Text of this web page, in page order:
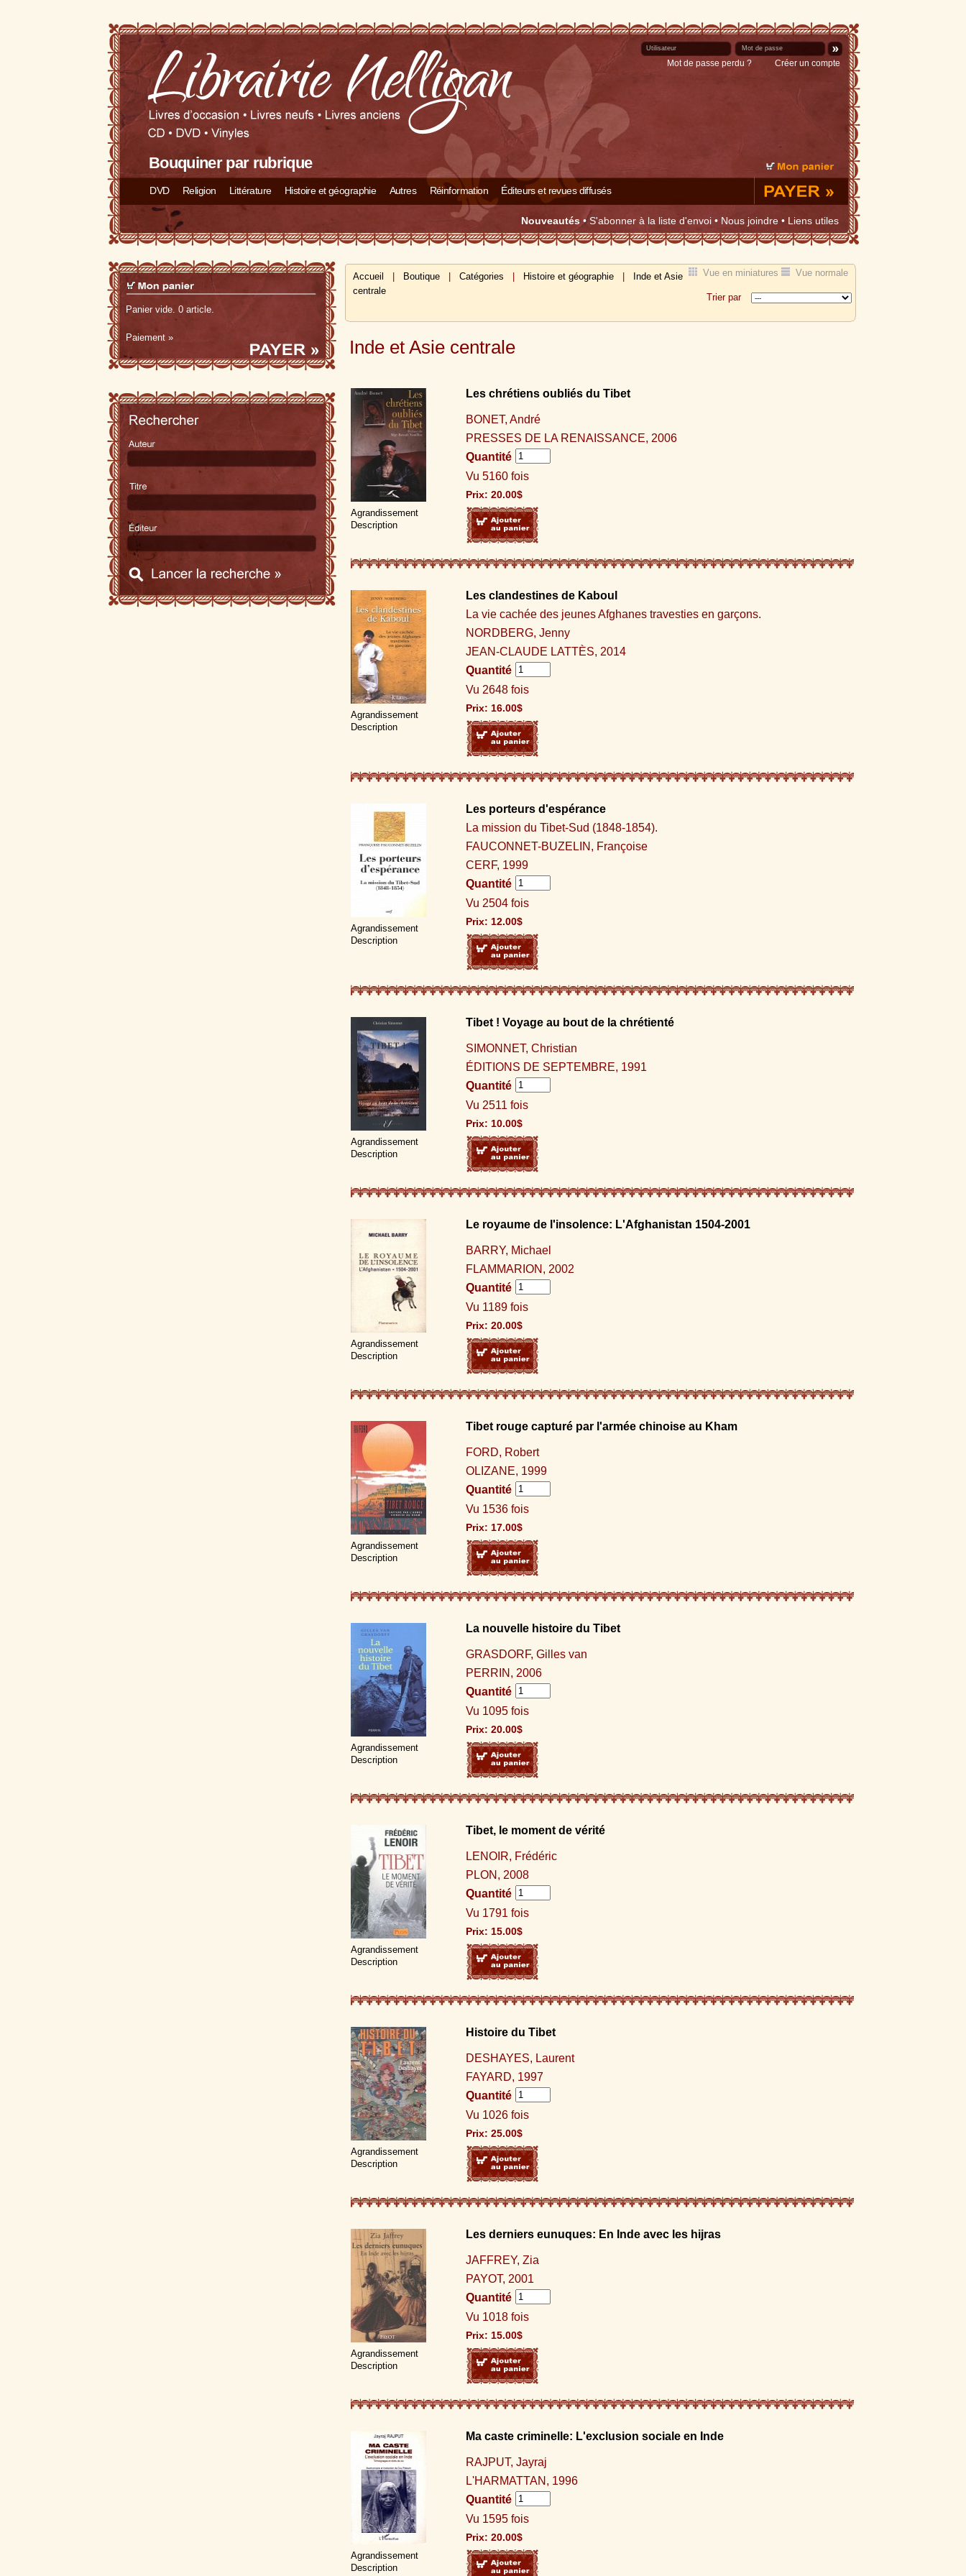
Mot de passe perdu ? Créer un compte
Bouquiner par rubrique
DVD Religion Littérature Histoire et géographie Autres Réinformation Éditeurs et revues diffusés
Nouveautés•S'abonner à la liste d'envoi• Nous joindre• Liens utiles
Panier vide. 0 article.
Paiement »
Accueil Boutique Catégories Histoire et géographie
Inde et Asie
centrale
Inde et Asie centrale
Trier par
Vue en miniatures Vue normale
Agrandissement
Description
Les chrétiens oubliés du Tibet
BONET, André
PRESSES DE LA RENAISSANCE, 2006
Quantité
Vu 5160 fois
Prix: 20.00$
Agrandissement
Description
Les clandestines de Kaboul
La vie cachée des jeunes Afghanes travesties en garçons.
NORDBERG, Jenny
JEAN-CLAUDE LATTÈS, 2014
Quantité
Vu 2648 fois
Prix: 16.00$
Agrandissement
Description
Les porteurs d'espérance
La mission du Tibet-Sud (1848-1854).
FAUCONNET-BUZELIN, Françoise
CERF, 1999
Quantité
Vu 2504 fois
Prix: 12.00$
Agrandissement
Description
Tibet ! Voyage au bout de la chrétienté
SIMONNET, Christian
ÉDITIONS DE SEPTEMBRE, 1991
Quantité
Vu 2511 fois
Prix: 10.00$
Agrandissement
Description
Le royaume de l'insolence: L'Afghanistan 1504-2001
BARRY, Michael
FLAMMARION, 2002
Quantité
Vu 1189 fois
Prix: 20.00$
Agrandissement
Description
Tibet rouge capturé par l'armée chinoise au Kham
FORD, Robert
OLIZANE, 1999
Quantité
Vu 1536 fois
Prix: 17.00$
Agrandissement
Description
La nouvelle histoire du Tibet
GRASDORF, Gilles van
PERRIN, 2006
Quantité
Vu 1095 fois
Prix: 20.00$
Agrandissement
Description
Tibet, le moment de vérité
LENOIR, Frédéric
PLON, 2008
Quantité
Vu 1791 fois
Prix: 15.00$
Agrandissement
Description
Histoire du Tibet
DESHAYES, Laurent
FAYARD, 1997
Quantité
Vu 1026 fois
Prix: 25.00$
Agrandissement
Description
Les derniers eunuques: En Inde avec les hijras
JAFFREY, Zia
PAYOT, 2001
Quantité
Vu 1018 fois
Prix: 15.00$
Agrandissement
Description
Ma caste criminelle: L'exclusion sociale en Inde
RAJPUT, Jayraj
L'HARMATTAN, 1996
Quantité
Vu 1595 fois
Prix: 20.00$